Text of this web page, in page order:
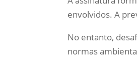
envolvidos. A
No entanto,
normas